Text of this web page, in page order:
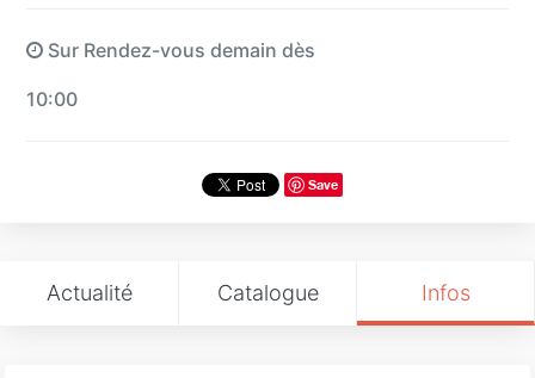
Sur Rendez-vous demain dès
10:00
Save
Actualité Catalogue Infos